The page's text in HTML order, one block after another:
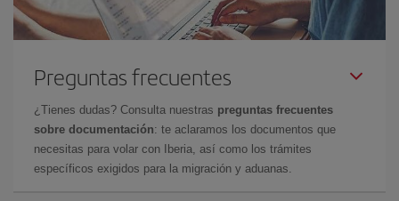
Preguntas frecuentes
¿Tienes dudas? Consulta nuestras preguntas frecuentes
sobre documentación: te aclaramos los documentos que
necesitas para volar con Iberia, así como los trámites
específicos exigidos para la migración y aduanas.